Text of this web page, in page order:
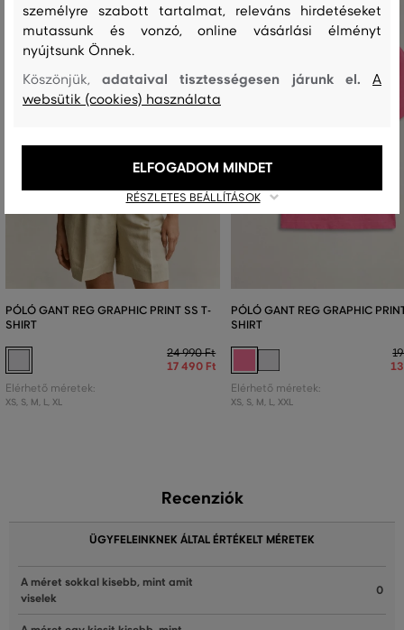
PÓLÓ GANT REG GRAPHIC PRINT SS T-
SHIRT
24 990 Ft
17 490 Ft
Elérhető méretek:
XS, S, M, L, XL
PÓLÓ GANT REG GRAPHIC
SHIRT
Elérhető méretek:
XS, S, M, L, XXL
Recenziók
ÜGYFELEINKNEK ÁLTAL ÉRTÉKELT MÉRETEK
A méret sokkal kisebb, mint amit
viselek
0
személyre szabott tartalmat, releváns hirdetéseket
mutassunk és vonzó, online vásárlási élményt
nyújtsunk Önnek.
Köszönjük,adataival tisztességesen járunk el.A
websütik (cookies) használata
RÉSZLETES BEÁLLÍTÁSOK
ELFOGADOM MINDET